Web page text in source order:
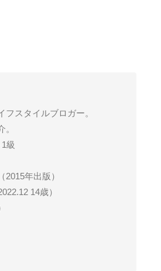
スタイルブロガー。
級
年出版）
14歳）